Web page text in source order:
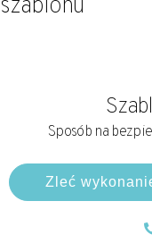
szablonu
Sposób na
Zleć